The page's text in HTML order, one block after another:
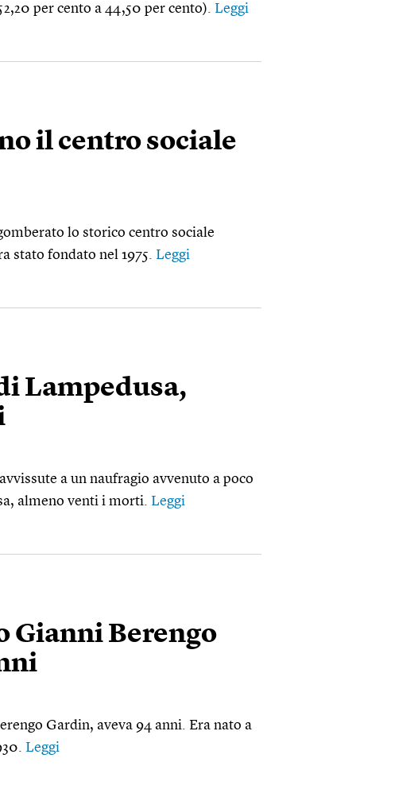
per cento a 44,50 per cento). Leggi
il centro sociale
lo storico centro sociale
stato fondato nel 1975. Leggi
Lampedusa,
a un naufragio avvenuto a poco
almeno venti i morti. Leggi
Gianni Berengo
Gardin, aveva 94 anni. Era nato a
Leggi